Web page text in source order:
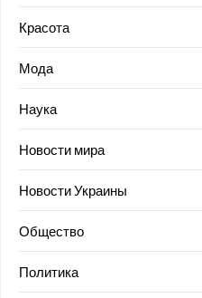
Красота
Мода
Наука
Новости мира
Новости Украины
Общество
Политика